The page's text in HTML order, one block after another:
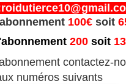
100€ soit
200 soit
contactez-
numéros suivants